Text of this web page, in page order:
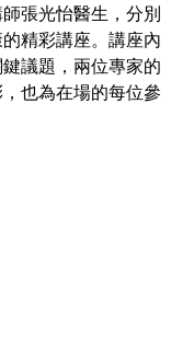
張光怡醫生，分別
精彩講座。講座內
議題，兩位專家的
也為在場的每位參